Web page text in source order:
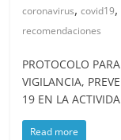
coronavirus,covid19,
recomendaciones
PROTOCOLO
VIGILANCIA,
19 EN LA
Read more